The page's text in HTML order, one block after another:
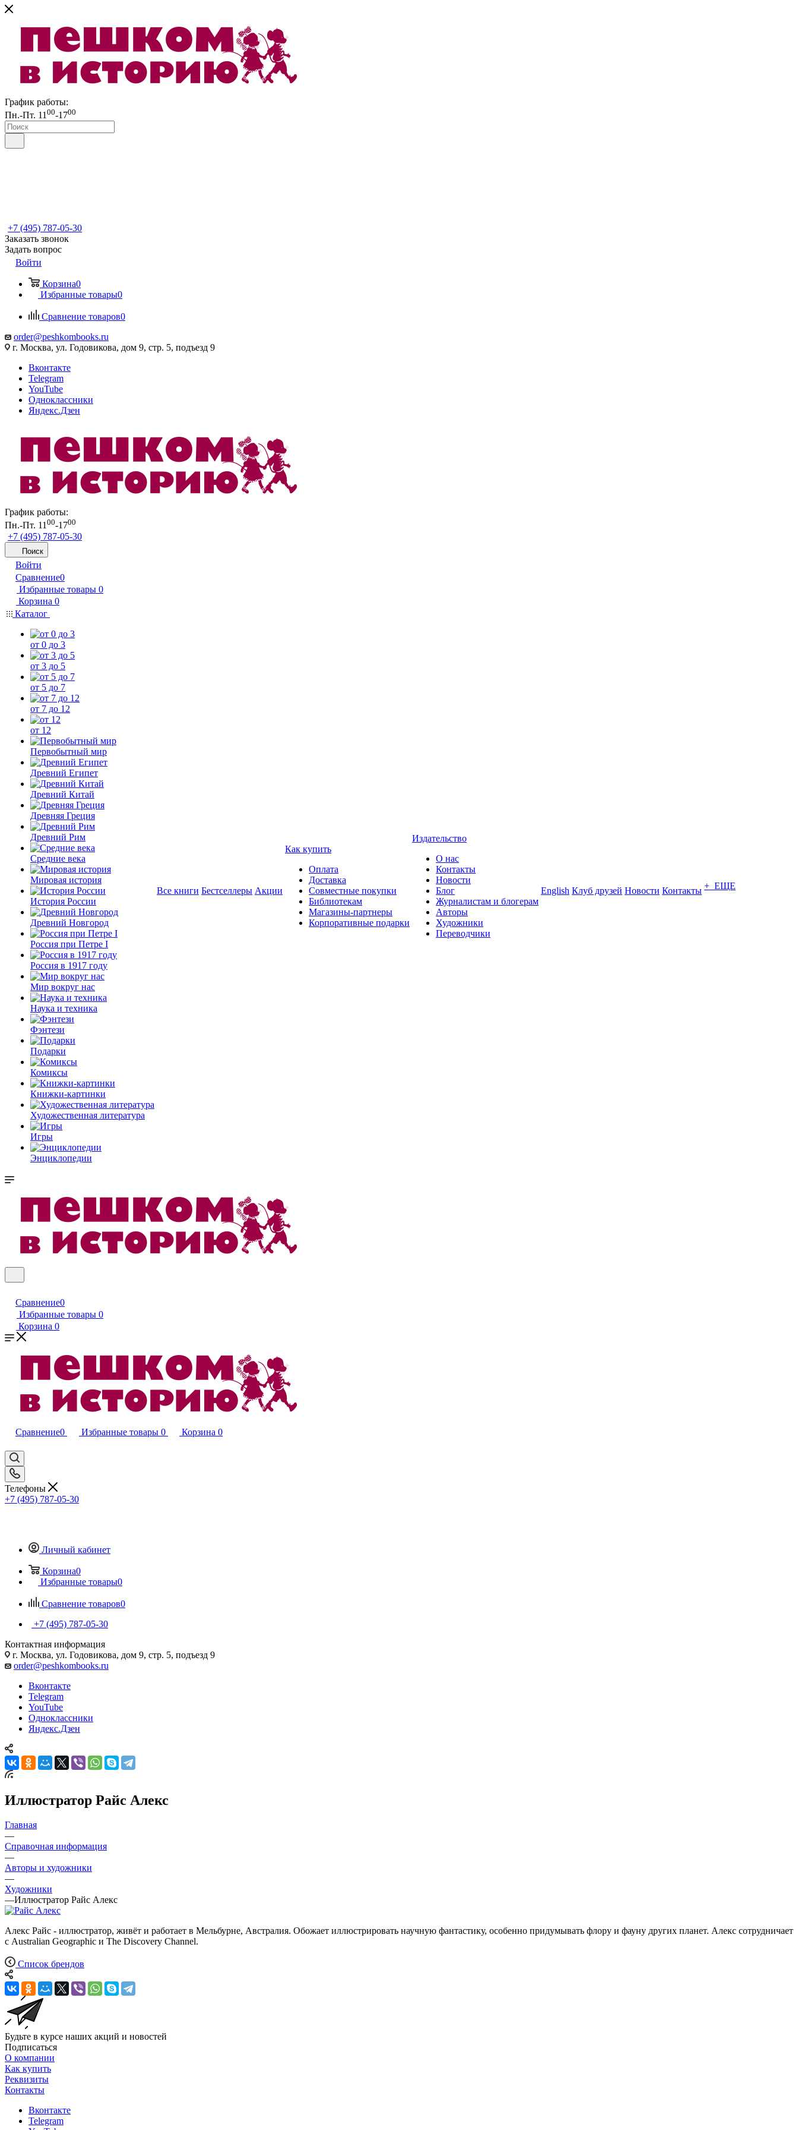
График работы:
Пн.-Пт. 11 00-1700
+7 (495) 787-05-30
Заказать звонок
Задать вопрос
Войти
Корзина0
Избранные товары0
Сравнение товаров0
order@peshkombooks.ru
г. Москва, ул. Годовикова, дом 9, стр. 5, подъезд 9
Вконтакте
Telegram
YouTube
Одноклассники
Яндекс.Дзен
График работы:
Пн.-Пт. 1100-1700
+7 (495) 787-05-30
Поиск
Войти
Сравнение0
Избранные товары 0
Корзина 0
Каталог
от 0 до 3
от 3 до 5
от 5 до 7
от 7 до 12
от 12
Первобытный мир
Древний Египет
Древний Китай
Древняя Греция
Древний Рим
Средние века
Мировая история
История России
Древний Новгород
Россия при Петре I
Россия в 1917 году
Мир вокруг нас
Наука и техника
Фэнтези
Подарки
Комиксы
Книжки-картинки
Художественная литература
Игры
Энциклопедии
Все книги Бестселлеры Акции
Как купить
Оплата
Доставка
Совместные покупки
Библиотекам
Магазины-партнеры
Корпоративные подарки
Издательство
О нас
Контакты
Новости
Блог
Журналистам и блогерам
Авторы
Художники
Переводчики
English Клуб друзей Новости Контакты + ЕЩЕ
Сравнение0
Избранные товары 0
Корзина 0
Сравнение0 Избранные товары 0 Корзина 0
Телефоны
+7 (495) 787-05-30
Личный кабинет
Корзина0
Избранные товары0
Сравнение товаров0
+7 (495) 787-05-30
Контактная информация
г. Москва, ул. Годовикова, дом 9, стр. 5, подъезд 9
order@peshkombooks.ru
Вконтакте
Telegram
YouTube
Одноклассники
Яндекс.Дзен
Иллюстратор Райс Алекс
Главная
—
Справочная информация
—
Авторы и художники
—
Художники
—Иллюстратор Райс Алекс
Алекс Райс - иллюстратор, живёт и работает в Мельбурне, Австралия. Обожает иллюстрировать научную фантастику, особенно придумывать флору и фауну других планет. Алекс сотрудничает
с Australian Geographic и The Discovery Channel.
Список брендов
Будьте в курсе наших акций и новостей
Подписаться
О компании
Как купить
Реквизиты
Контакты
Вконтакте
Telegram